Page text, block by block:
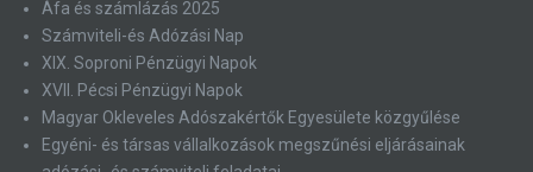
Áfa és számlázás 2025
Számviteli-és Adózási Nap
XIX. Soproni Pénzügyi Napok
XVII. Pécsi Pénzügyi Napok
Magyar Okleveles Adószakértők Egyesülete közgyűlése
Egyéni- és társas vállalkozások megszűnési eljárásainak